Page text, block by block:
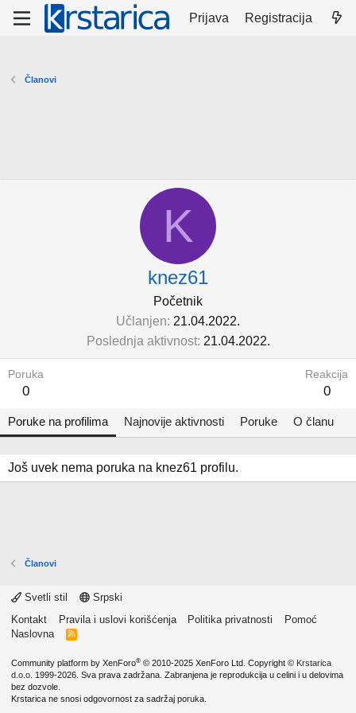
Prijava Registracija
Članovi
K
knez61
Početnik
Učlanjen 21.04.2022.
Poslednja aktivnost 21.04.2022.
Poruka
0
Reakcija
0
Poruke na profilima Najnovije aktivnosti Poruke O članu
Još uvek nema poruka na knez61 profilu.
Članovi
Svetli stil
Srpski
Kontakt
Pravila i uslovi korišćenja Politika privatnosti
Pomoć
Naslovna
R
Community platform by XenForo® © 2010-2025 XenForo Ltd. Copyright © Krstarica
d.o.o. 1999-2026. Sva prava zadržana. Zabranjena je reprodukcija u celini i u delovima
bez dozvole.
Krstarica ne snosi odgovornost za sadržaj poruka.